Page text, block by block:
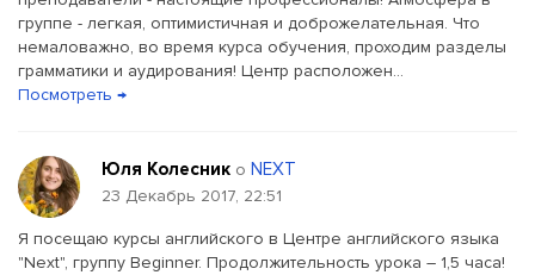
группе - легкая, оптимистичная и доброжелательная. Что
немаловажно, во время курса обучения, проходим разделы
грамматики и аудирования! Центр расположен...
Посмотреть →
Юля Колесник о NEXT
23 Декабрь 2017, 22:51
Я посещаю курсы английского в Центре английского языка
"Next", группу Beginner. Продолжительность урока – 1,5 часа!